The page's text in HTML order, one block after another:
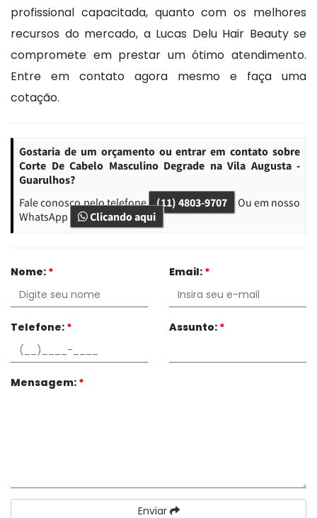
profissional capacitada, quanto com os melhores
recursos do mercado, a Lucas Delu Hair Beauty se
compromete em prestar um ótimo atendimento.
Entre em contato agora mesmo e faça uma
cotação.
Gostaria de um orçamento ou entrar em contato sobre
Corte De Cabelo Masculino Degrade na Vila Augusta -
Guarulhos?
Fale conosco pelo telefone (11) 4803-9707
Ou em nosso
WhatsApp
Clicando aqui
Nome: * Email: *
Telefone: * Assunto: *
Mensagem: *
Enviar